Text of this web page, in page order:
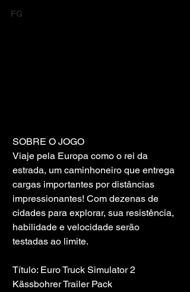
FG
SOBRE O JOGO
Viaje pela Europa como o rei da
estrada, um caminhoneiro que entrega
cargas importantes por distâncias
impressionantes! Com dezenas de
cidades para explorar, sua resistência,
habilidade e velocidade serão
testadas ao limite.
Título: Euro Truck Simulator 2
Kässbohrer Trailer Pack